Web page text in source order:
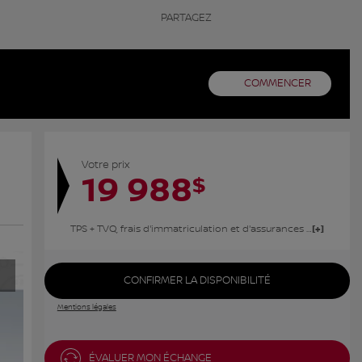
PARTAGEZ
COMMENCER
Votre prix
19 988$
TPS + TVQ, frais d'immatriculation et d'assurances non inclus.
CONFIRMER LA DISPONIBILITÉ
Mentions légales
ÉVALUER MON ÉCHANGE